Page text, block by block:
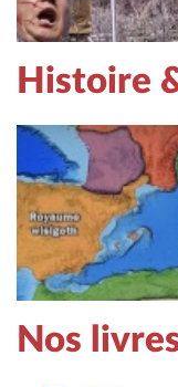
Histoire
Nos